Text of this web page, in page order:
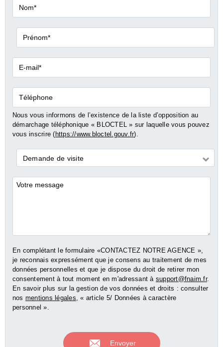
Nom*
Prénom*
E-
mail*
Téléphone
Nous vous informons de l’existence de la liste d’opposition au
démarchage téléphonique « BLOCTEL » sur laquelle vous pouvez
vous inscrire ( https://www.bloctel.gouv.fr).
Demande
*
Demande de visite
Commentaires
En complétant le formulaire «CONTACTEZ NOTRE AGENCE »,
je reconnais expressément que je consens au traitement de mes
données personnelles et que je dispose du droit de retirer mon
consentement à tout moment en m'adressant à support@fnaim.fr.
En savoir plus sur la gestion de vos données et droits : consulter
nos mentions légales, « article 5/ Données à caractère
personnel ».